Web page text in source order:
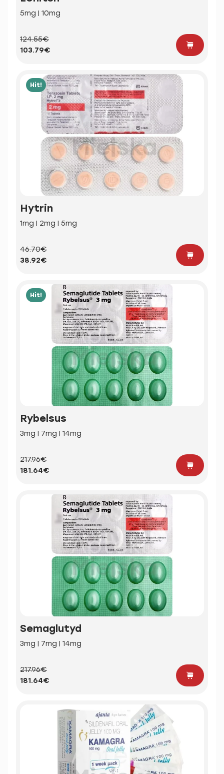
5mg | 10mg
124.55€
103.79€
Hit!
Hytrin
1mg | 2mg | 5mg
46.70€
38.92€
Hit!
Rybelsus
3mg | 7mg | 14mg
217.96€
181.64€
Semaglutyd
3mg | 7mg | 14mg
217.96€
181.64€